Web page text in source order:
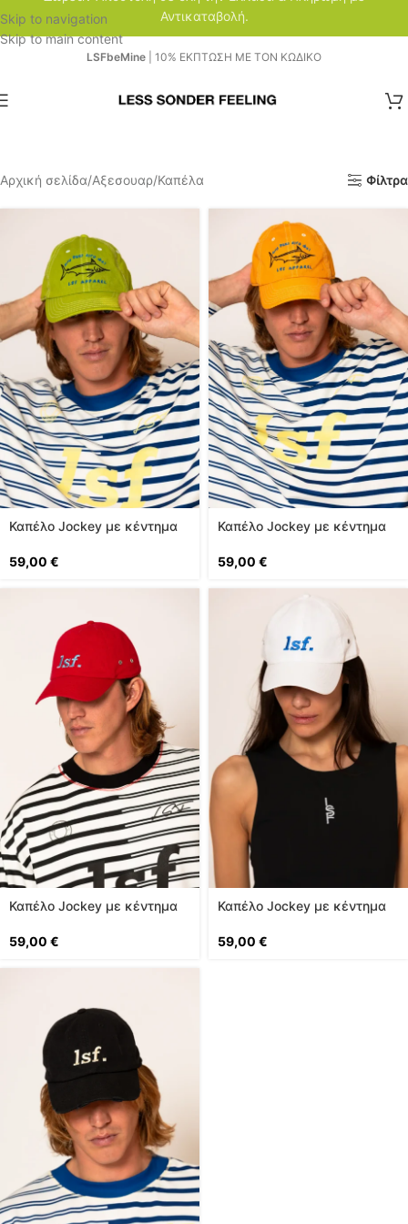
Skip to navigation
Skip to main content
Αντικαταβολή.
LSFbeMine | 10% ΕΚΠΤΩΣΗ ΜΕ ΤΟΝ ΚΩΔΙΚΟ
Αρχική σελίδα Αξεσουαρ Καπέλα Φίλτρα
Καπέλο Jockey με κέντημα
59,00 €
Καπέλο Jockey με κέντημα
59,00 €
Καπέλο Jockey με κέντημα
59,00 €
Καπέλο Jockey με κέντημα
59,00 €